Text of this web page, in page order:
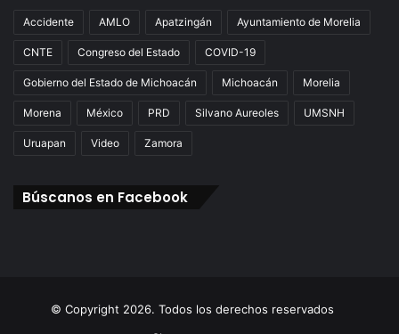
Accidente AMLO Apatzingán Ayuntamiento de Morelia
CNTE Congreso del Estado COVID-19
Gobierno del Estado de Michoacán Michoacán Morelia
Morena México PRD Silvano Aureoles UMSNH
Uruapan Video Zamora
Búscanos en Facebook
© Copyright 2026. Todos los derechos reservados